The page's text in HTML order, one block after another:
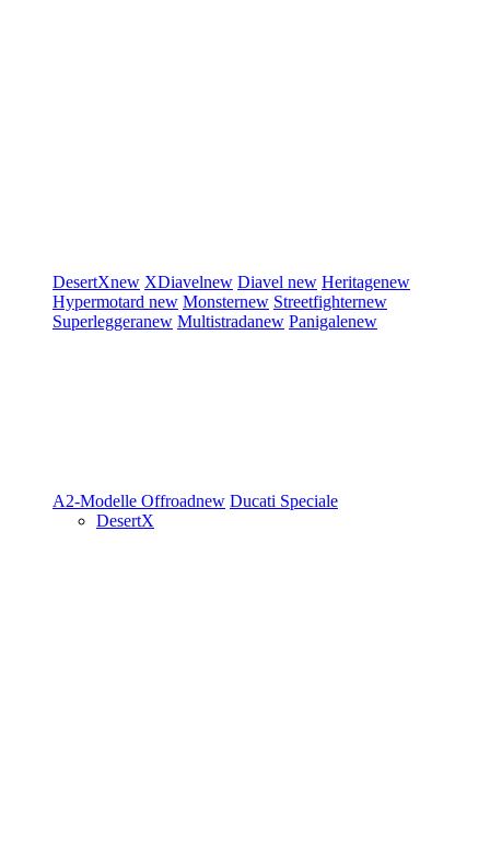
DesertXnew XDiavelnew Diavel new Heritagenew
Hypermotard new Monsternew Streetfighternew
Superleggeranew Multistradanew Panigalenew
A2-Modelle Offroadnew Ducati Speciale
DesertX